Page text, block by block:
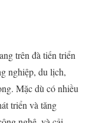
trên đà tiến triển
nghiệp, du lịch,
Mặc dù có nhiều
triển và tăng